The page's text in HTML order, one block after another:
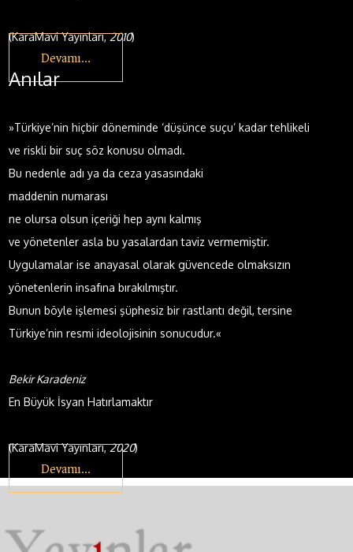
(KaraMavi Yayınları,2010)
Devamı...
Anılar
»Türkiye’nin hiçbir döneminde ‘düşünce suçu’ kadar tehlikeli
ve riskli bir suç söz konusu olmadı.
Bu nedenle adı ya da ceza yasasındaki
maddenin numarası
ne olursa olsun içeriği hep aynı kalmış
ve yönetenler asla bu yasalardan taviz vermemiştir.
Uygulamalar ise anayasal olarak güvencede olmaksızın
yönetenlerin insafına bırakılmıştır.
Bunun böyle işlemesi şüphesiz bir rastlantı değil, tersine
Türkiye’nin resmi ideolojisinin sonucudur.«
Bekir Karadeniz
En Büyük İsyan Hatırlamaktır
(KaraMavi Yayınları,2020)
Devamı...